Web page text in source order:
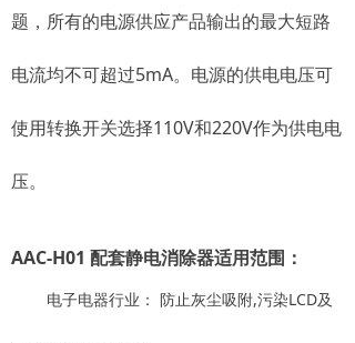
题，所有的电源供应产品输出的最大短路
电流均不可超过5mA。电源的供电电压可
使用转换开关选择110V和220V作为供电电
压。
AAC-H01 配套静电消除器适用范围：
电子电器行业： 防止灰尘吸附,污染LCD及